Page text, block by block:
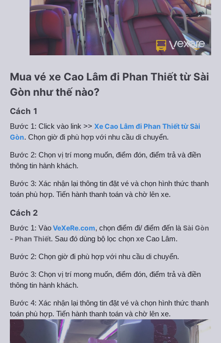
Mua vé xe Cao Lâm đi Phan Thiết từ Sài
Gòn như thế nào?
Cách 1
Bước 1: Click vào link >> Xe Cao Lâm đi Phan Thiết từ Sài
Gòn. Chọn giờ đi phù hợp với nhu cầu di chuyển.
Bước 2: Chọn vị trí mong muốn, điểm đón, điểm trả và điền
thông tin hành khách.
Bước 3: Xác nhận lại thông tin đặt vé và chọn hình thức thanh
toán phù hợp. Tiến hành thanh toán và chờ lên xe.
Cách 2
Bước 1: VàoVeXeRe.com, chọn điểm đi/ điểm đến là Sài Gòn
- Phan Thiết. Sau đó dùng bộ lọc chọn xe Cao Lâm.
Bước 2: Chọn giờ đi phù hợp với nhu cầu di chuyển.
Bước 3: Chọn vị trí mong muốn, điểm đón, điểm trả và điền
thông tin hành khách.
Bước 4: Xác nhận lại thông tin đặt vé và chọn hình thức thanh
toán phù hợp. Tiến hành thanh toán và chờ lên xe.